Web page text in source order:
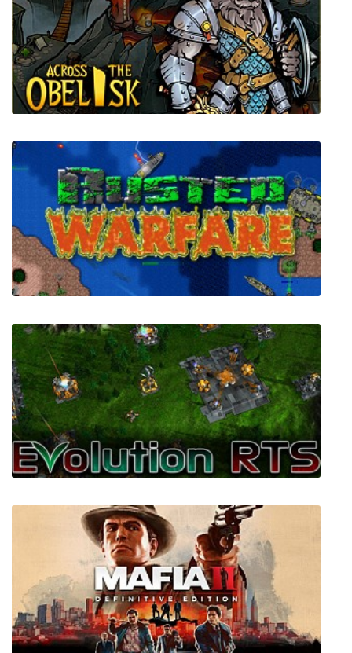
Colt Canyon
Across the Obelisk
Rusted Warfare - RTS
Evolution RTS